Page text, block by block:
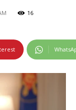
16